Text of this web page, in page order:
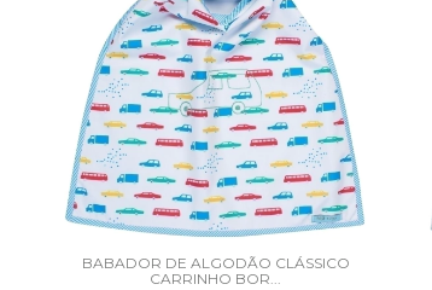
BABADOR DE ALGODÃO CLÁSSICO
CARRINHO BOR...